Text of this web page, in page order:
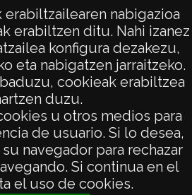
nabigazioa
erabiltzen ditu. Nahi izanez
konfigura dezakezu,
eta nabigatzen jarraitzeko.
cookieak erabiltzea
duzu.
u otros medios para
de usuario. Si lo desea,
navegador para rechazar
Si continua en el
el uso de cookies.
Vista (EULZ)
PRIVACIDAD
CIUDADANA